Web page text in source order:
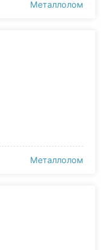
Металлолом
Металлолом